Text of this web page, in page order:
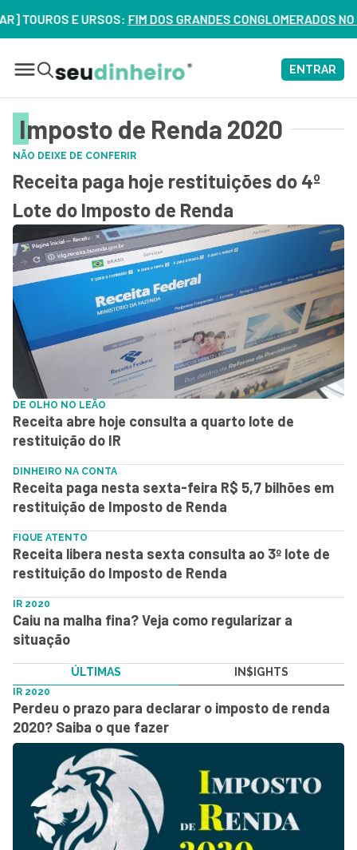
FIM DOS GRANDES CONGLOMERADOS NO BRASIL?
ENTRAR
Imposto de Renda 2020
NÃO DEIXE DE CONFERIR
Receita paga hoje restituições do 4º
Lote do Imposto de Renda
DE OLHO NO LEÃO
Receita abre hoje consulta a quarto lote de
restituição do IR
DINHEIRO NA CONTA
Receita paga nesta sexta-feira R$ 5,7 bilhões em
restituição de Imposto de Renda
FIQUE ATENTO
Receita libera nesta sexta consulta ao 3º lote de
restituição do Imposto de Renda
IR 2020
Caiu na malha fina? Veja como regularizar a
situação
ÚLTIMAS IN$IGHTS
IR 2020
Perdeu o prazo para declarar o imposto de renda
2020? Saiba o que fazer